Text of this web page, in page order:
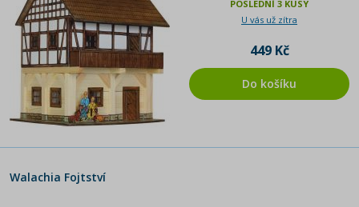
POSLEDNÍ 3 KUSY
U vás už zítra
449 Kč
Do košíku
Walachia Fojtství